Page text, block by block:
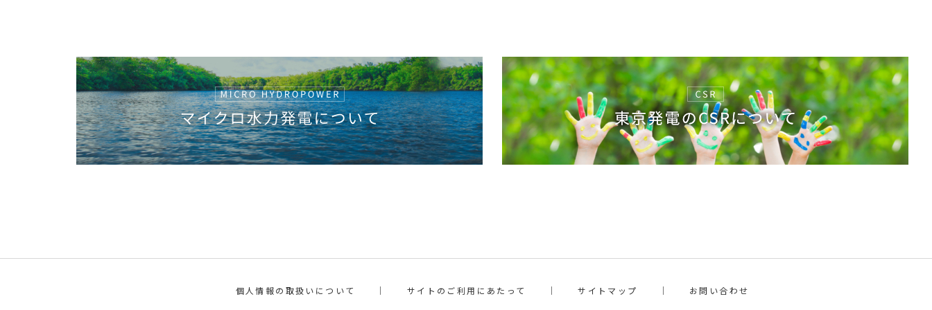
個人情報の取扱いについて サイトのご利用にあたって サイトマップ お問い合わせ